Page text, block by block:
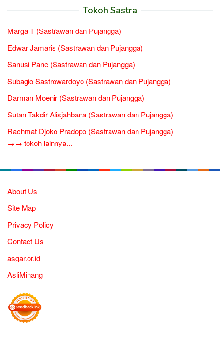
Tokoh Sastra
Marga T (Sastrawan dan Pujangga)
Edwar Jamaris (Sastrawan dan Pujangga)
Sanusi Pane (Sastrawan dan Pujangga)
Subagio Sastrowardoyo (Sastrawan dan Pujangga)
Darman Moenir (Sastrawan dan Pujangga)
Sutan Takdir Alisjahbana (Sastrawan dan Pujangga)
Rachmat Djoko Pradopo (Sastrawan dan Pujangga)
→→ tokoh lainnya...
About Us
Site Map
Privacy Policy
Contact Us
asgar.or.id
AsliMinang